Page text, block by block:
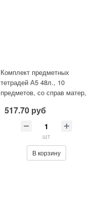
Комплект предметных
тетрадей А5 48л., 10
предметов, со справ матер,
(стандарт
517.70 руб
шт
В корзину